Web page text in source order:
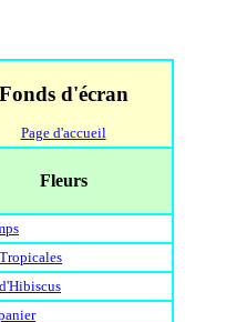
Fonds d'écran
Page d'accueil
Fleurs